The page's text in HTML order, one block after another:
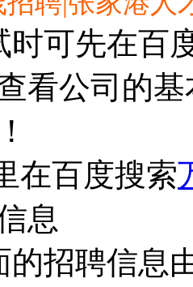
时可先在百
看公司的
在百度搜索
息
的招聘信息